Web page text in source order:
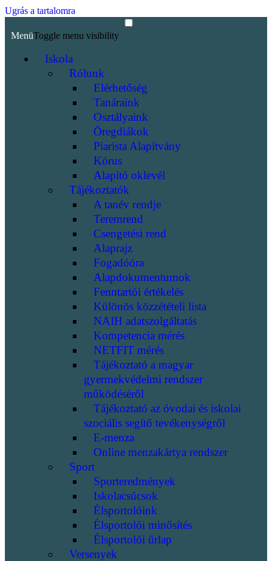
Ugrás a tartalomra
MenüToggle menu visibility
Iskola
Rólunk
Elérhetőség
Tanáraink
Osztályaink
Öregdiákok
Piarista Alapítvány
Kórus
Alapító oklevél
Tájékoztatók
A tanév rendje
Teremrend
Csengetési rend
Alaprajz
Fogadóóra
Alapdokumentumok
Fenntartói értékelés
Különös közzétételi lista
NAIH adatszolgáltatás
Kompetencia mérés
NETFIT mérés
Tájékoztató a magyar
gyermekvédelmi rendszer
működéséről
Tájékoztató az óvodai és iskolai
szociális segítő tevékenységről
E-menza
Online menzakártya rendszer
Sport
Sporteredmények
Iskolacsúcsok
Élsportolóink
Élsportolói minősítés
Élsportolói űrlap
Versenyek